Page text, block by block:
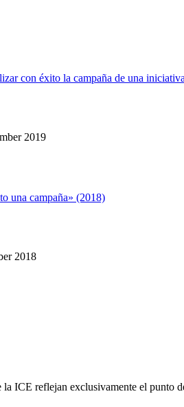
con éxito la campaña de una
2019
una campaña» (2018)
2018
la ICE reflejan exclusivamente el